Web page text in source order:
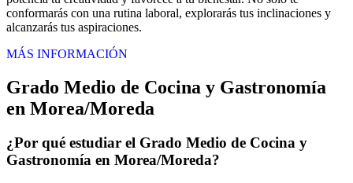
conformarás con una rutina laboral, explorarás tus inclinaciones y
alcanzarás tus aspiraciones.
MÁS INFORMACIÓN
Grado Medio de Cocina y Gastronomía
en Morea/Moreda
¿Por qué estudiar el Grado Medio de Cocina y
Gastronomía en Morea/Moreda?